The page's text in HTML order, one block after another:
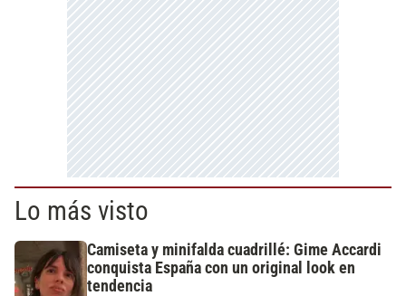
Lo más visto
Camiseta y minifalda cuadrillé: Gime Accardi
conquista España con un original look en
tendencia